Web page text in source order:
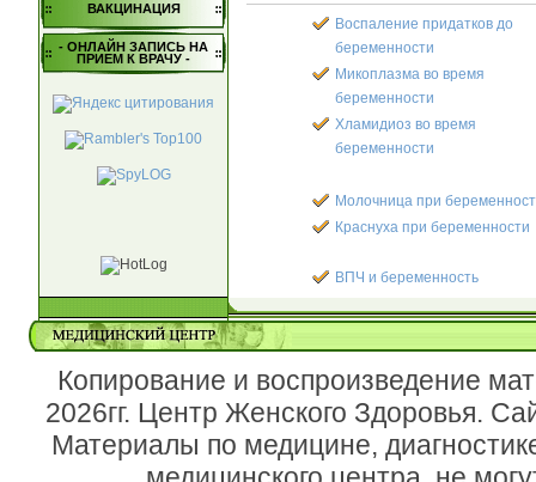
ВАКЦИНАЦИЯ
- ОНЛАЙН ЗАПИСЬ НА
ПРИЕМ К ВРАЧУ -
Воспаление придатков до
беременности
Микоплазма во время
беременности
Хламидиоз во время
беременности
Молочница при
Краснуха при беременности
ВПЧ и беременность
Копирование и воспроизведение
2026гг. Центр Женского Здоровья.
Материалы по медицине,